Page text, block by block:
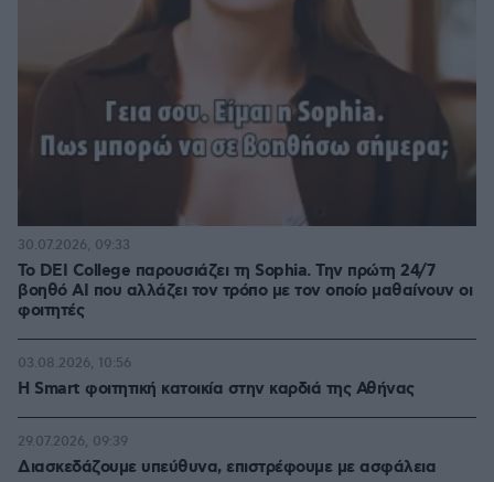
Το DEI College παρουσιάζει τη Sophia. Την πρώτη 24/7
βοηθό AI που αλλάζει τον τρόπο με τον οποίο μαθαίνουν οι
φοιτητές
30.07.2026, 09:33
Η Smart φοιτητική κατοικία στην καρδιά της Αθήνας
03.08.2026, 10:56
Διασκεδάζουμε υπεύθυνα, επιστρέφουμε με ασφάλεια
29.07.2026, 09:39